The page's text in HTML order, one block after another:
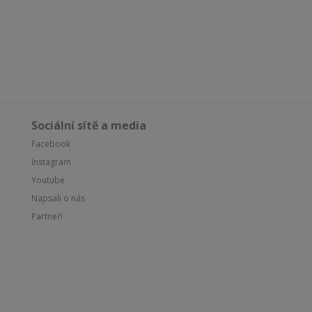
Sociální sítě a media
Facebook
Instagram
Youtube
Napsali o nás
Partneři